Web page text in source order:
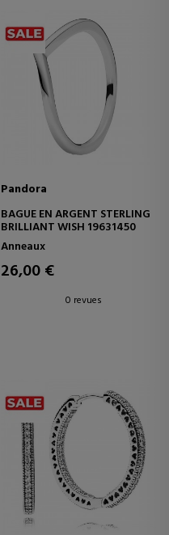
Pandora
BAGUE EN ARGENT STERLING
BRILLIANT WISH 19631450
Anneaux
26,00 €
0 revues